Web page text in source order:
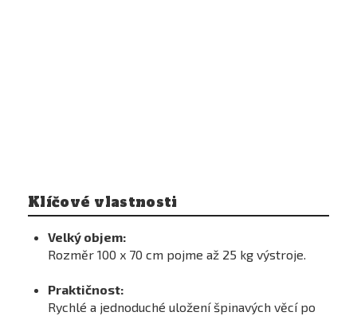
Klíčové vlastnosti
Velký objem:
Rozměr 100 x 70 cm pojme až 25 kg výstroje.
Praktičnost:
Rychlé a jednoduché uložení špinavých věcí po